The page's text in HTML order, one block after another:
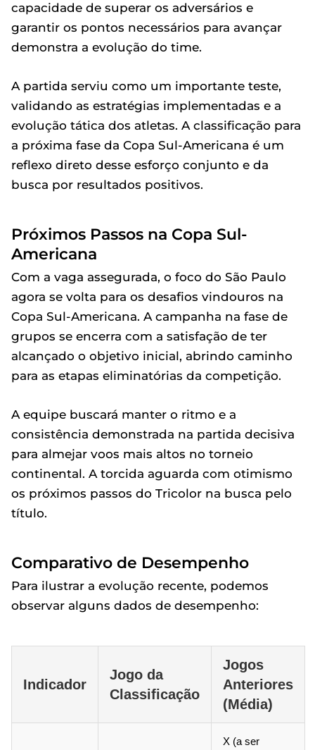
capacidade de superar os adversários e
garantir os pontos necessários para avançar
demonstra a evolução do time.
A partida serviu como um importante teste,
validando as estratégias implementadas e a
evolução tática dos atletas. A classificação para
a próxima fase da Copa Sul-Americana é um
reflexo direto desse esforço conjunto e da
busca por resultados positivos.
Próximos Passos na Copa Sul-
Americana
Com a vaga assegurada, o foco do São Paulo
agora se volta para os desafios vindouros na
Copa Sul-Americana. A campanha na fase de
grupos se encerra com a satisfação de ter
alcançado o objetivo inicial, abrindo caminho
para as etapas eliminatórias da competição.
A equipe buscará manter o ritmo e a
consistência demonstrada na partida decisiva
para almejar voos mais altos no torneio
continental. A torcida aguarda com otimismo
os próximos passos do Tricolor na busca pelo
título.
Comparativo de Desempenho
Para ilustrar a evolução recente, podemos
observar alguns dados de desempenho:
Indicador
Jogo da
Classificação
Jogos
Anteriores
(Média)
X (a ser